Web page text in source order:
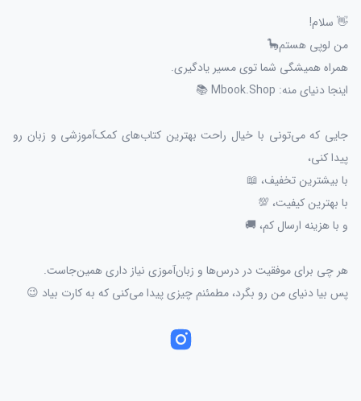
👋 سلام!
من لوپی هستم🦕
همراه همیشگی شما توی مسیر یادگیری.
اینجا دنیای منه: Mbook.Shop 📚
جایی که می‌تونی با خیال راحت بهترین کتاب‌های کمک‌آموزشی و زبان رو
پیدا کنی،
با بیشترین تخفیف، 📖
با بهترین کیفیت، 💯
و با هزینه ارسال کم، 🚚
هر چی برای موفقیت در درس‌ها و زبان‌آموزی نیاز داری همین‌جاست.
پس بیا دنیای من رو بگرد، مطمئنم چیزی پیدا می‌کنی که به کارت بیاد 😉